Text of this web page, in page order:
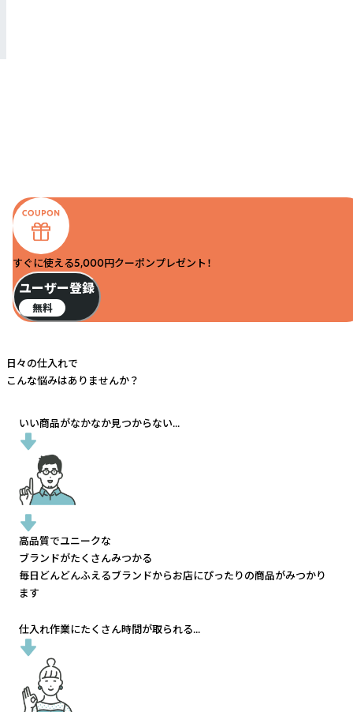
すぐに使える5,000円クーポンプレゼント！
ユーザー登録
無料
日々の仕入れで
こんな悩みはありませんか？
いい商品がなかなか見つからない...
高品質でユニークな
ブランドがたくさんみつかる
毎日どんどんふえるブランドからお店にぴったりの商品がみつかり
ます
仕入れ作業にたくさん時間が取られる...